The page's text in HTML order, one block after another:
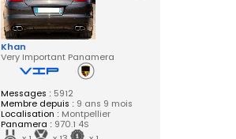
Khan
Very Important Panamera
Messages : 5912
Membre depuis : 9 ans 9 mois
Localisation : Montpellier
Panamera : 970.1 4S